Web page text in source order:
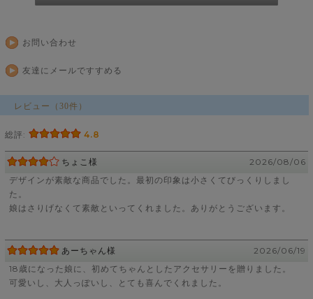
お問い合わせ
友達にメールですすめる
レビュー（30件）
総評: 4.8
ちょこ様
2026/08/06
デザインが素敵な商品でした。最初の印象は小さくてびっくりしまし
た。
娘はさりげなくて素敵といってくれました。ありがとうございます。
あーちゃん様
2026/06/19
18歳になった娘に、初めてちゃんとしたアクセサリーを贈りました。
可愛いし、大人っぽいし、とても喜んでくれました。